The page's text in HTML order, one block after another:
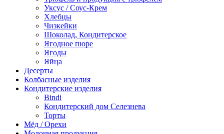
Уксус / Соус-Крем
Хлебцы
Чизкейки
Шоколад, Кондитерское
Ягодное пюре
Ягоды
Яйца
Десерты
Колбасные изделия
Кондитерские изделия
Bindi
Кондитерский дом Селезнева
Торты
Мёд / Орехи